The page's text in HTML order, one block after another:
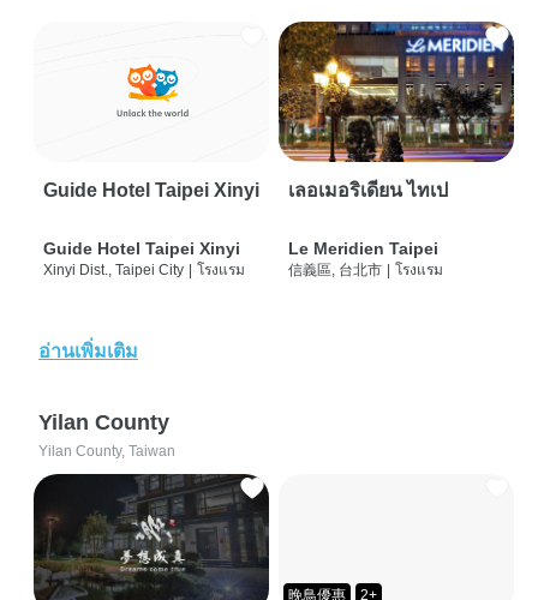
Guide Hotel Taipei Xinyi
Guide Hotel Taipei Xinyi
Xinyi Dist., Taipei City | โรงแรม
เลอเมอริเดียน ไทเป
Le Meridien Taipei
信義區, 台北市 | โรงแรม
อ่านเพิ่มเติม
Yilan County
Yilan County, Taiwan
晚鳥優惠 2+